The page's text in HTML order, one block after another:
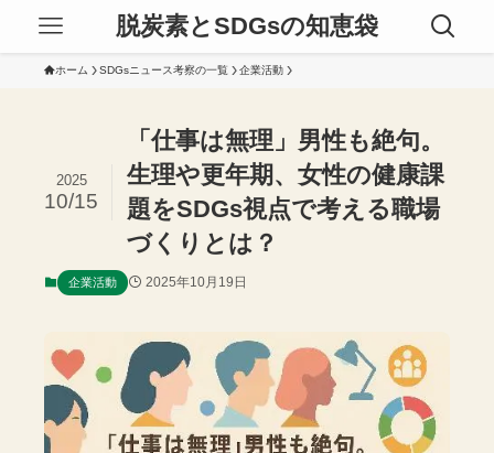
脱炭素とSDGsの知恵袋
ホーム SDGsニュース考察の一覧 企業活動
「仕事は無理」男性も絶句。
生理や更年期、女性の健康課
題をSDGs視点で考える職場
づくりとは？
2025
10/15
企業活動 2025年10月19日